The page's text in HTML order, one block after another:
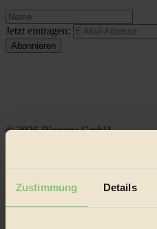
Zustimmung Details
Jetzt eintragen:
© 2026 Biorama GmbH
Datenschutz